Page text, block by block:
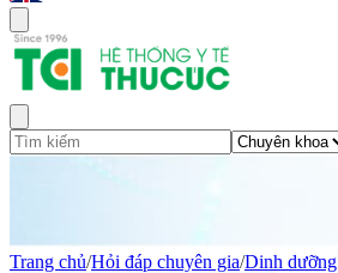
Trang chủ/Hỏi đáp chuyên gia/Dinh dưỡng